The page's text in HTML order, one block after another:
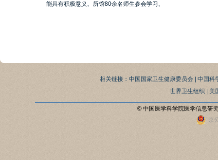
能具有积极意义。所馆80余名师生参会学习。
相关链接： 中国国家卫生健康委员会| 中国科
世界卫生组织| 美
© 中国医学科学院医学信息研
京